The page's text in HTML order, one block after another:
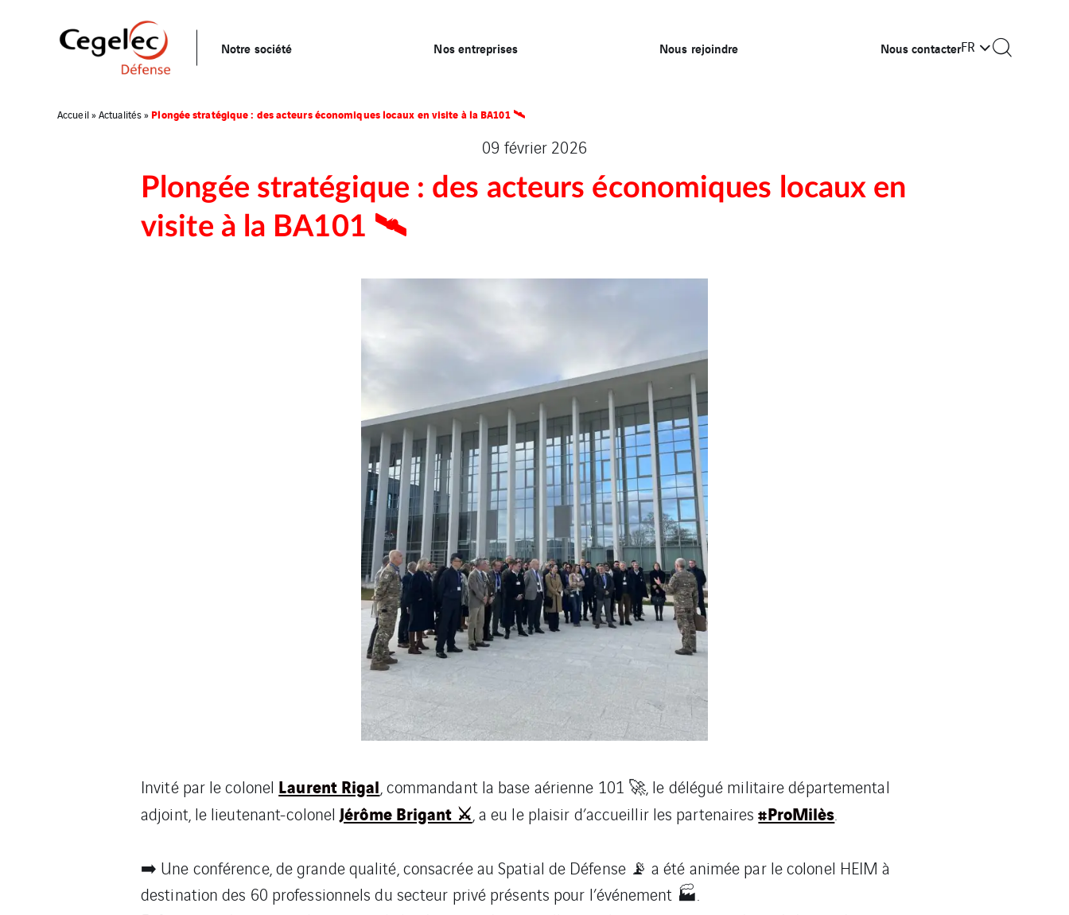
Notre société Nos entreprises Nous rejoindre Nous contacterFR
Accueil»Actualités» Plongée stratégique : des acteurs économiques locaux en visite à la BA101 🛰️
09 février 2026
Plongée stratégique : des acteurs économiques locaux en
visite à la BA101 🛰️
Invité par le colonel Laurent Rigal, commandant la base aérienne 101 🚀, le délégué militaire départemental
adjoint, le lieutenant-colonelJérôme Brigant ⚔️, a eu le plaisir d’accueillir les partenaires#ProMilès.
➡️ Une conférence, de grande qualité, consacrée au Spatial de Défense 📡 a été animée par le colonel HEIM à
destination des 60 professionnels du secteur privé présents pour l’événement 🏭.